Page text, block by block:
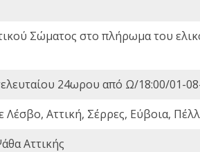
Σώματος στο πλήρωμα του
24ωρου από Ω/18:00/01-
Λέσβο, Αττική, Σέρρες, Εύβοια,
Αττικής